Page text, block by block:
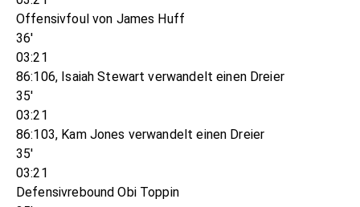
Offensivfoul von James Huff
36'
03:21
86:106, Isaiah Stewart verwandelt einen Dreier
35'
03:21
86:103, Kam Jones verwandelt einen Dreier
35'
03:21
Defensivrebound Obi Toppin